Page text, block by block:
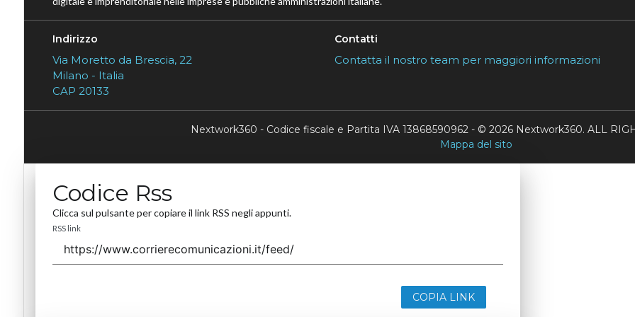
Indirizzo
Via Moretto da Brescia, 22
Milano - Italia
CAP 20133
Contatti
Contatta il nostro team per maggiori informazioni
Nextwork360 - Codice fiscale e Partita IVA 13868590962 - © 2026 Nextwork360. ALL
Mappa del sito
Codice Rss
Clicca sul pulsante per copiare il link RSS negli appunti.
RSS link
COPIA LINK